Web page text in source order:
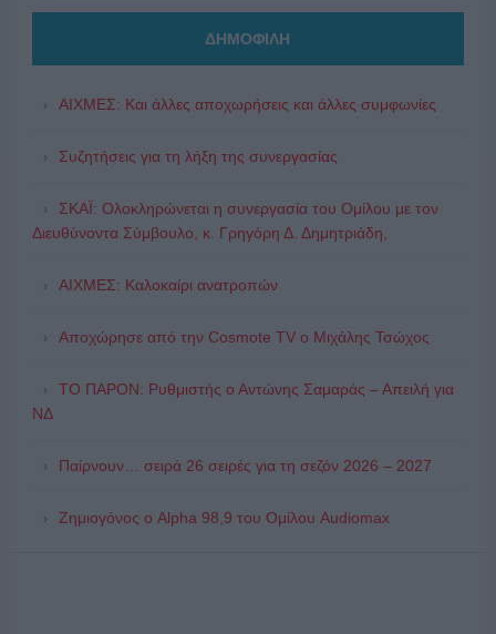
ΔΗΜΟΦΙΛΗ
ΑΙΧΜΕΣ: Και άλλες αποχωρήσεις και άλλες συμφωνίες
Συζητήσεις για τη λήξη της συνεργασίας
ΣΚΑΪ: Ολοκληρώνεται η συνεργασία του Ομίλου με τον
Διευθύνοντα Σύμβουλο, κ. Γρηγόρη Δ. Δημητριάδη,
ΑΙΧΜΕΣ: Καλοκαίρι ανατροπών
Αποχώρησε από την Cosmote TV o Μιχάλης Τσώχος
ΤΟ ΠΑΡΟΝ: Ρυθμιστής ο Αντώνης Σαμαράς – Απειλή για
ΝΔ
Παίρνουν… σειρά 26 σειρές για τη σεζόν 2026 – 2027
Ζημιογόνος ο Alpha 98,9 του Ομίλου Audiomax